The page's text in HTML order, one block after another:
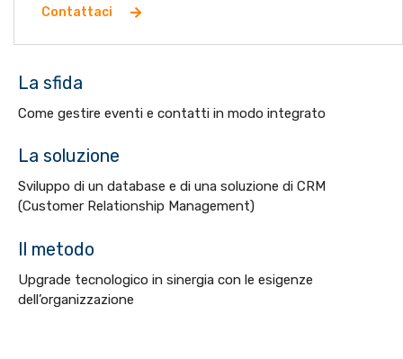
Contattaci
La sfida
Come gestire eventi e contatti in modo integrato
La soluzione
Sviluppo di un database e di una soluzione di CRM
(Customer Relationship Management)
Il metodo
Upgrade tecnologico in sinergia con le esigenze
dell’organizzazione